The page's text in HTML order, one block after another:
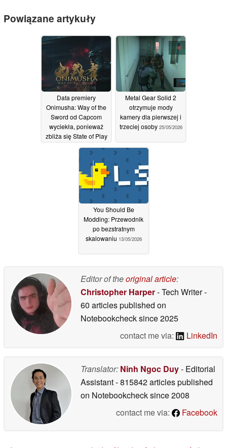
Powiązane artykuły
Data premiery
Onimusha: Way of the
Sword od Capcom
wyciekła, ponieważ
zbliża się State of Play
01/06/2026
Metal Gear Solid 2
otrzymuje mody
kamery dla pierwszej i
trzeciej osoby 25/05/2026
You Should Be
Modding: Przewodnik
po bezstratnym
skalowaniu 13/05/2026
Editor of theoriginal article:
Christopher Harper- Tech Writer-
60 articles published on
Notebookchecksince 2025
contact me via:
LinkedIn
Translator: Ninh Ngoc Duy- Editorial
Assistant- 815842 articles published
on Notebookchecksince 2008
contact me via:
Facebook